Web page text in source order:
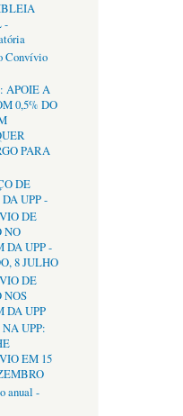
-
Convívio
APOIE A
0,5% DO
PARA
DE
UPP -
DE
NO
DA UPP -
8 JULHO
DE
NOS
DA UPP
UPP:
EM 15
anual -